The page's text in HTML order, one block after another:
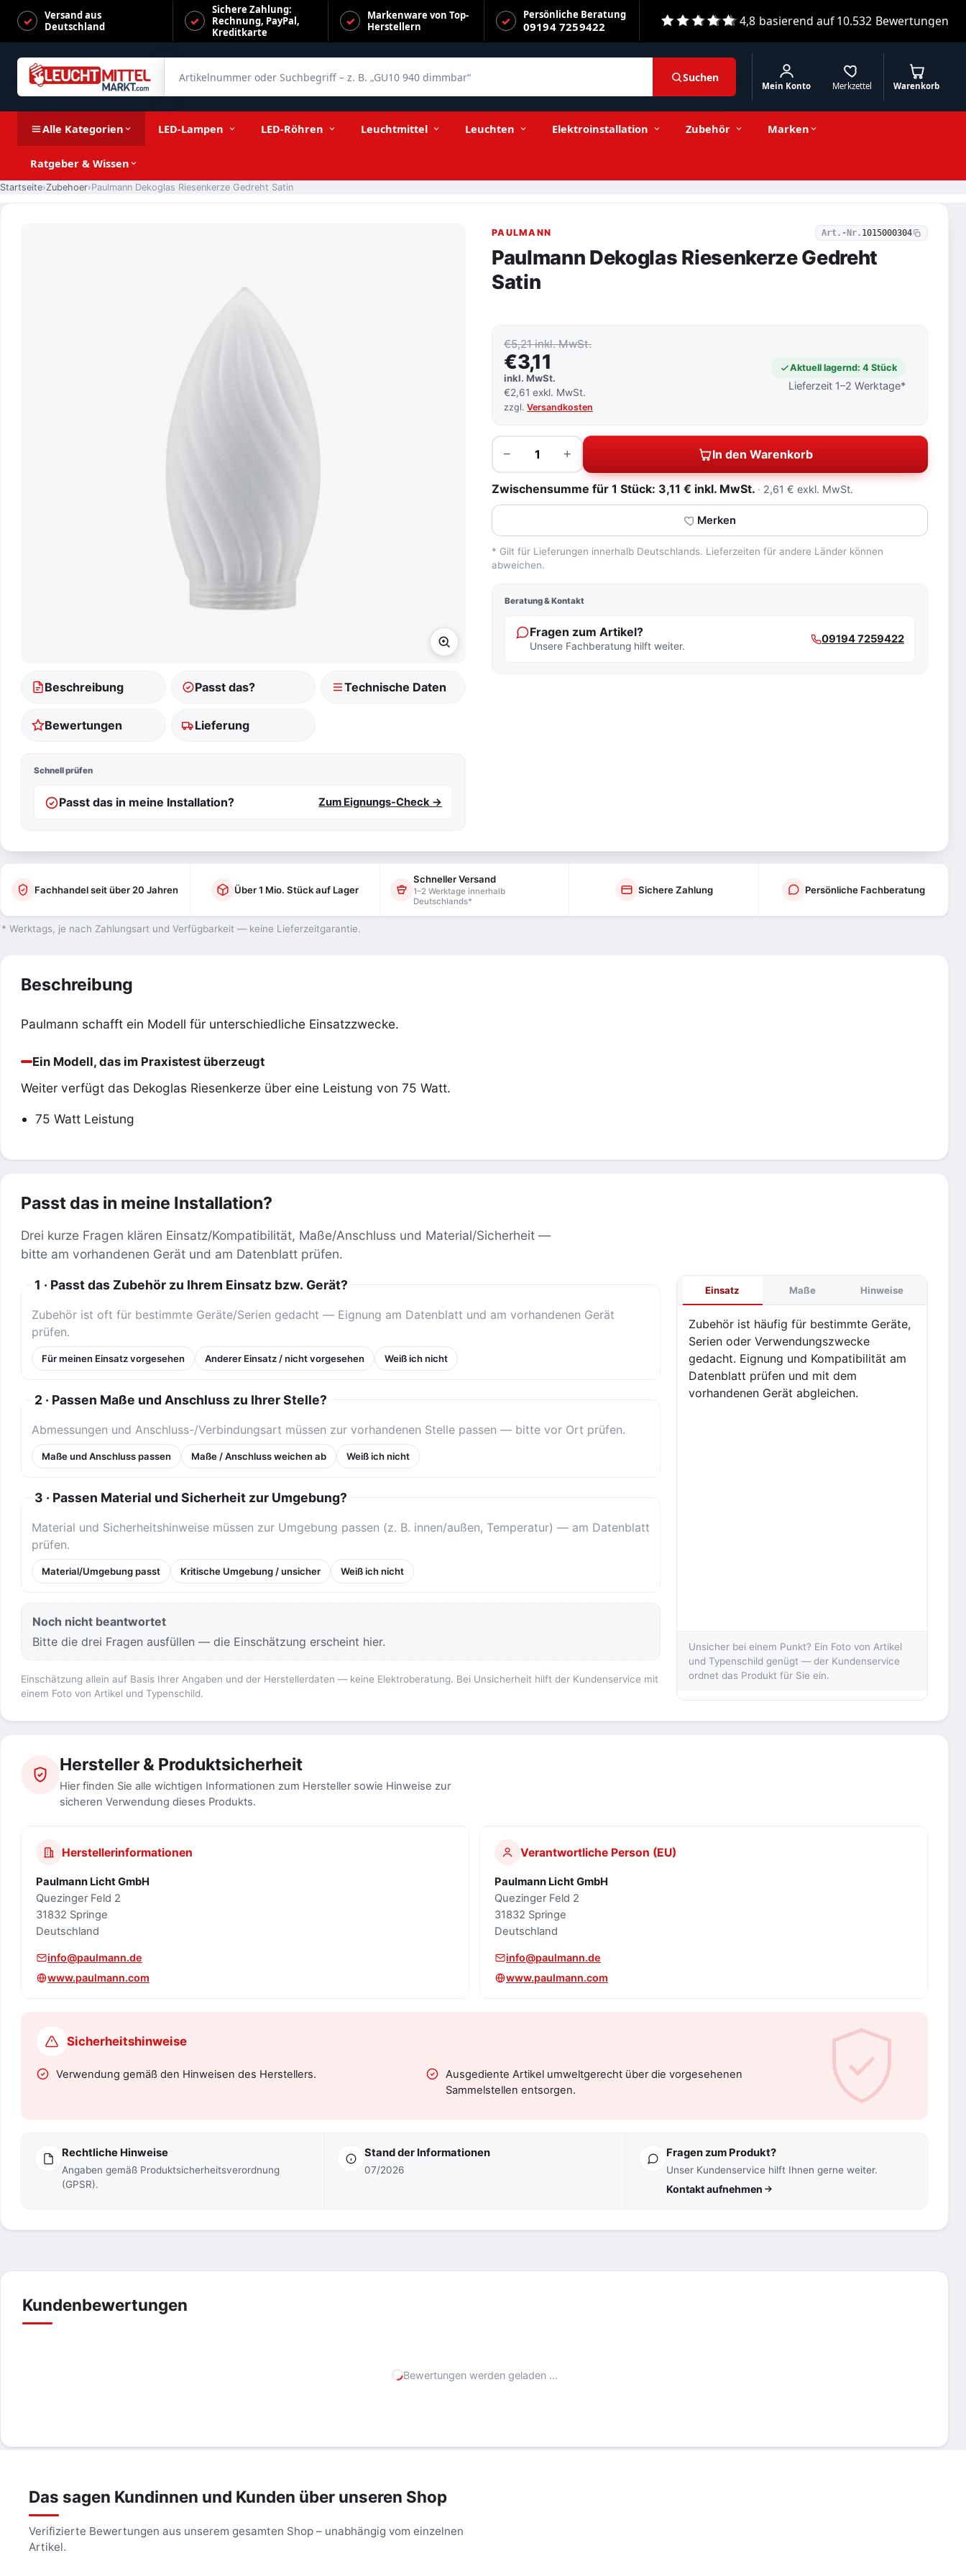
Versand aus
Deutschland
Sichere Zahlung:
Rechnung, PayPal,
Kreditkarte
Markenware von Top-
Herstellern
Persönliche Beratung
09194 7259422 4,8 basierend auf10.532 Bewertungen
Suchen
Merkzettel
Mein Konto Warenkorb
Alle Kategorien LED-Lampen LED-Röhren Leuchtmittel Leuchten Elektroinstallation Zubehör Marken
Ratgeber & Wissen
Startseite Zubehoer Paulmann Dekoglas Riesenkerze Gedreht Satin
PAULMANN Art.-Nr. 1015000304
Paulmann Dekoglas Riesenkerze Gedreht
Satin
Beschreibung Passt das? Technische Daten
Bewertungen Lieferung
Schnell prüfen
Passt das in meine Installation? Zum Eignungs-Check →
€5,21 inkl. MwSt.
€3,11
inkl. MwSt.
€2,61 exkl. MwSt.
zzgl.Versandkosten
Aktuell lagernd: 4 Stück
Lieferzeit 1–2 Werktage*
−
Menge
+ In den Warenkorb
Zwischensumme für 1 Stück: 3,11 € inkl. MwSt. 2,61 € exkl. MwSt.
Merken
* Gilt für Lieferungen innerhalb Deutschlands. Lieferzeiten für andere Länder können
abweichen.
Beratung & Kontakt
Fragen zum Artikel?
Unsere Fachberatung hilft weiter.
09194 7259422
Fachhandel seit über 20 Jahren Über 1 Mio. Stück auf Lager
Schneller Versand
1–2 Werktage innerhalb
Deutschlands*
Sichere Zahlung Persönliche Fachberatung
* Werktags, je nach Zahlungsart und Verfügbarkeit — keine Lieferzeitgarantie.
Paulmann Dekoglas Riesenkerze Gedreht Satin −
Stückzahl + In den Warenkorb
Beschreibung
Paulmann schafft ein Modell für unterschiedliche Einsatzzwecke.
Ein Modell, das im Praxistest überzeugt
Weiter verfügt das Dekoglas Riesenkerze über eine Leistung von 75 Watt.
75 Watt Leistung
Passt das in meine Installation?
Drei kurze Fragen klären Einsatz/Kompatibilität, Maße/Anschluss und Material/Sicherheit —
bitte am vorhandenen Gerät und am Datenblatt prüfen.
1 · Passt das Zubehör zu Ihrem Einsatz bzw. Gerät?
Zubehör ist oft für bestimmte Geräte/Serien gedacht — Eignung am Datenblatt und am vorhandenen Gerät
prüfen.
Für meinen Einsatz vorgesehen Anderer Einsatz / nicht vorgesehen Weiß ich nicht
2 · Passen Maße und Anschluss zu Ihrer Stelle?
Abmessungen und Anschluss-/Verbindungsart müssen zur vorhandenen Stelle passen — bitte vor Ort prüfen.
Maße und Anschluss passen Maße / Anschluss weichen ab Weiß ich nicht
3 · Passen Material und Sicherheit zur Umgebung?
Material und Sicherheitshinweise müssen zur Umgebung passen (z. B. innen/außen, Temperatur) — am Datenblatt
prüfen.
Material/Umgebung passt Kritische Umgebung / unsicher Weiß ich nicht
Noch nicht beantwortet
Bitte die drei Fragen ausfüllen — die Einschätzung erscheint hier.
Einschätzung allein auf Basis Ihrer Angaben und der Herstellerdaten — keine Elektroberatung. Bei Unsicherheit hilft der Kundenservice mit
einem Foto von Artikel und Typenschild.
Einsatz Maße Hinweise
Zubehör ist häufig für bestimmte Geräte,
Serien oder Verwendungszwecke
gedacht. Eignung und Kompatibilität am
Datenblatt prüfen und mit dem
vorhandenen Gerät abgleichen.
Unsicher bei einem Punkt? Ein Foto von Artikel
und Typenschild genügt — der Kundenservice
ordnet das Produkt für Sie ein.
Hersteller & Produktsicherheit
Hier finden Sie alle wichtigen Informationen zum Hersteller sowie Hinweise zur
sicheren Verwendung dieses Produkts.
Herstellerinformationen
Paulmann Licht GmbH
Quezinger Feld 2
31832 Springe
Deutschland
info@paulmann.de
www.paulmann.com
Verantwortliche Person (EU)
Paulmann Licht GmbH
Quezinger Feld 2
31832 Springe
Deutschland
info@paulmann.de
www.paulmann.com
Sicherheitshinweise
Verwendung gemäß den Hinweisen des Herstellers.
Ausgediente Artikel umweltgerecht über die vorgesehenen
Sammelstellen entsorgen.
Rechtliche Hinweise
Angaben gemäß Produktsicherheitsverordnung
(GPSR).
Stand der Informationen
07/2026
Fragen zum Produkt?
Unser Kundenservice hilft Ihnen gerne weiter.
Kontakt aufnehmen
Kundenbewertungen
Bewertungen werden geladen …
Das sagen Kundinnen und Kunden über unseren Shop
Verifizierte Bewertungen aus unserem gesamten Shop – unabhängig vom einzelnen
Artikel.